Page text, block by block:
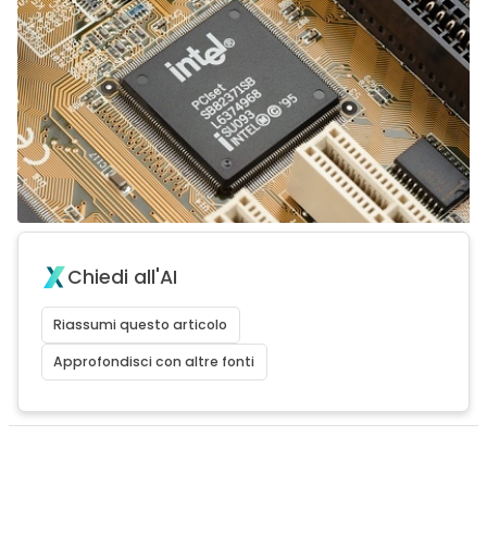
Chiedi all'AI
Riassumi questo articolo
Approfondisci con altre fonti